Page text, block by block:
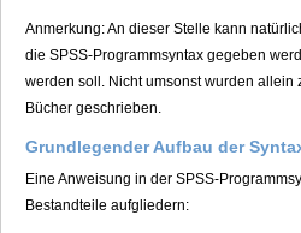
Anmerkung: An dieser Stelle kann
die SPSS-Programmsyntax gegeben
werden soll. Nicht umsonst wurden allein
Bücher geschrieben.
Grundlegender Aufbau der
Eine Anweisung in der SPSS-
Bestandteile aufgliedern: